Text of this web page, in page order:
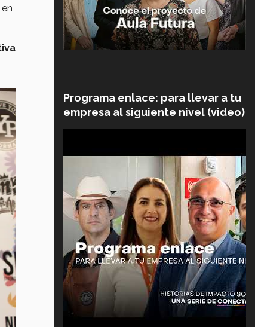
Programa enlace: para llevar a tu
empresa al siguiente nivel (video)